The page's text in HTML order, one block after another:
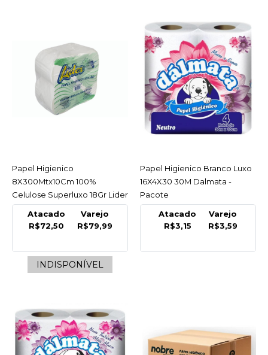
COMPARAR
LISTA DE DESEJO
LIDER
Papel Higienico
8X300Mt 100% Celulose
Virgem Fort Lider - Fardo
COMPRAR
COMPARAR
LISTA DE DESEJO
INDISPONÍVEL
ACESSAR
Papel Higienico
8X300Mtx10Cm 100%
Celulose Superluxo 18Gr Lider
- Fardo
Atacado
R$72,50
Varejo
R$79,99
INDISPONÍVEL
ACESSAR
Papel Higienico Branco Luxo
16X4X30 30M Dalmata -
Pacote
Atacado
R$3,15
Varejo
R$3,59